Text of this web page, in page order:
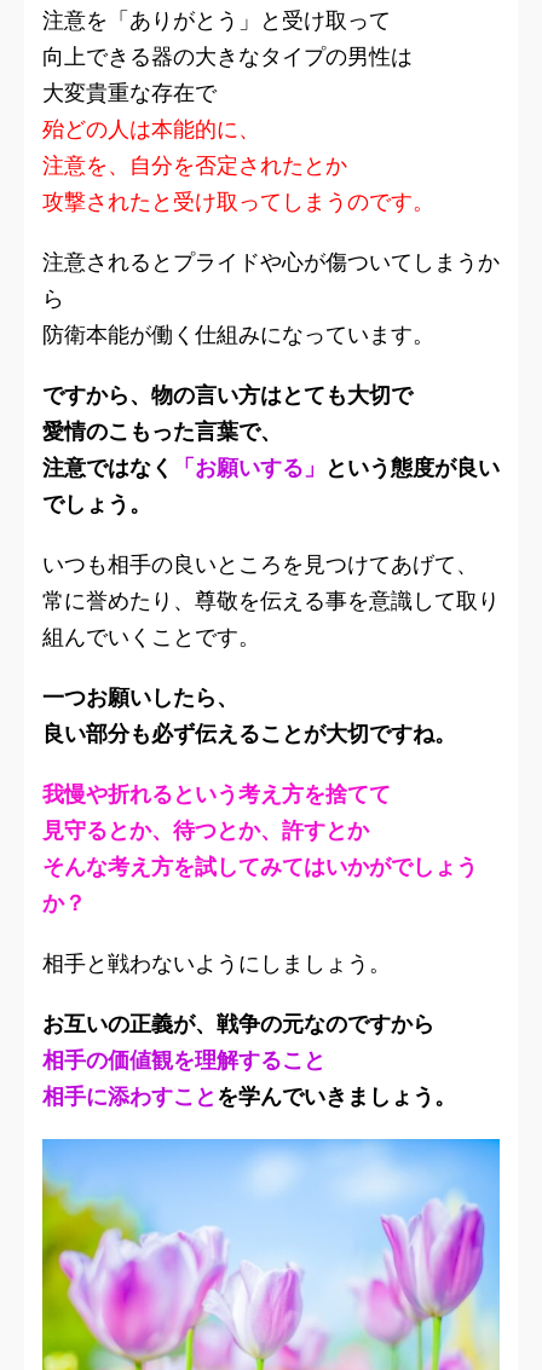
注意を「ありがとう」と受け取って
向上できる器の大きなタイプの男性は
大変貴重な存在で
殆どの人は本能的に、
注意を、自分を否定されたとか
攻撃されたと受け取ってしまうのです。
注意されるとプライドや心が傷ついてしまうか
ら
防衛本能が働く仕組みになっています。
ですから、物の言い方はとても大切で
愛情のこもった言葉で、
注意ではなく
「お願いする」
という態度が良い
でしょう。
いつも相手の良いところを見つけてあげて、
常に誉めたり、尊敬を伝える事を意識して取り
組んでいくことです。
一つお願いしたら、
良い部分も必ず伝えることが大切ですね。
我慢や折れるという考え方を捨てて
見守るとか、待つとか、許すとか
そんな考え方を試してみてはいかがでしょう
か？
相手と戦わないようにしましょう。
お互いの正義が、戦争の元なのですから
相手の価値観を理解すること
相手に添わすことを学んでいきましょう。